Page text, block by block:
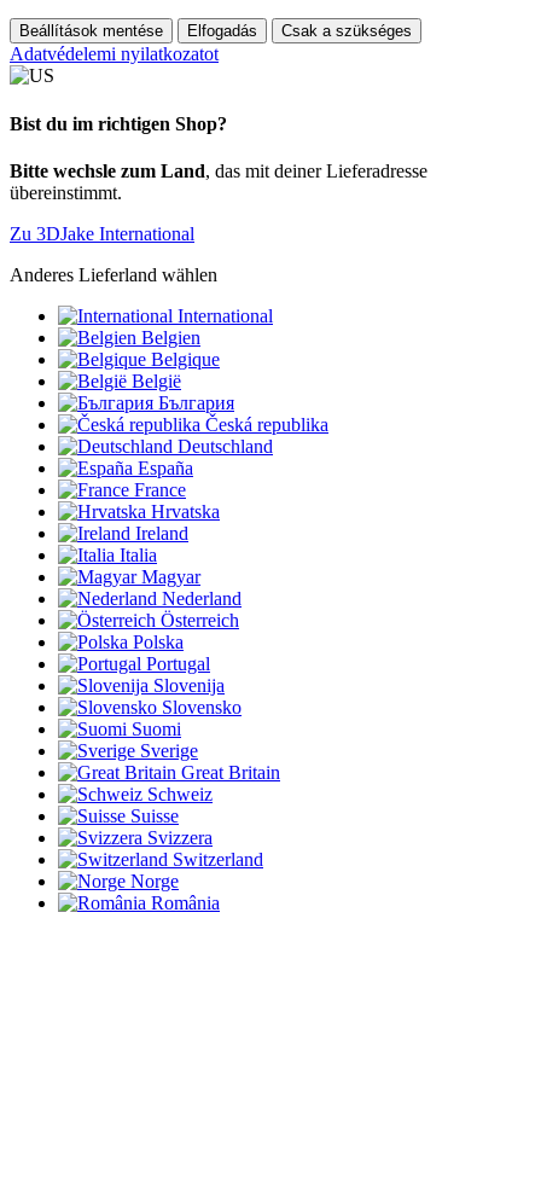
Beállítások mentése Elfogadás Csak a szükséges
Adatvédelemi nyilatkozatot
Bist du im richtigen Shop?
Bitte wechsle zum Land, das mit deiner Lieferadresse
übereinstimmt.
Zu 3DJake International
Anderes Lieferland wählen
International
Belgien
Belgique
België
България
Česká republika
Deutschland
España
France
Hrvatska
Ireland
Italia
Magyar
Nederland
Österreich
Polska
Portugal
Slovenija
Slovensko
Suomi
Sverige
Great Britain
Schweiz
Suisse
Svizzera
Switzerland
Norge
România